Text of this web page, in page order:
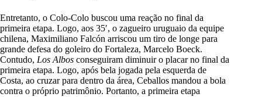
Entretanto, o Colo-Colo buscou uma reação no final da
primeira etapa. Logo, aos 35′, o zagueiro uruguaio da equipe
chilena, Maximiliano Falcón arriscou um tiro de longe para
grande defesa do goleiro do Fortaleza, Marcelo Boeck.
Contudo, Los Albos conseguiram diminuir o placar no final da
primeira etapa. Logo, após bela jogada pela esquerda de
Costa, ao cruzar para dentro da área, Ceballos mandou a bola
contra o próprio patrimônio. Portanto, a primeira etapa